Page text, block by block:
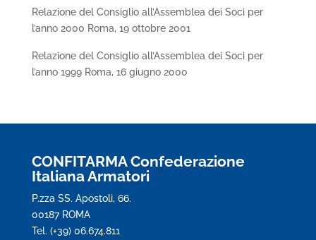
Relazione del Consiglio all’Assemblea dei Soci per
l’anno 2000 Roma, 19 ottobre 2001
Relazione del Consiglio all’Assemblea dei Soci per
l’anno 1999 Roma, 16 giugno 2000
CONFITARMA Confederazione
Italiana Armatori
P.zza SS. Apostoli, 66.
00187 ROMA
Tel. (+39) 06.674.811